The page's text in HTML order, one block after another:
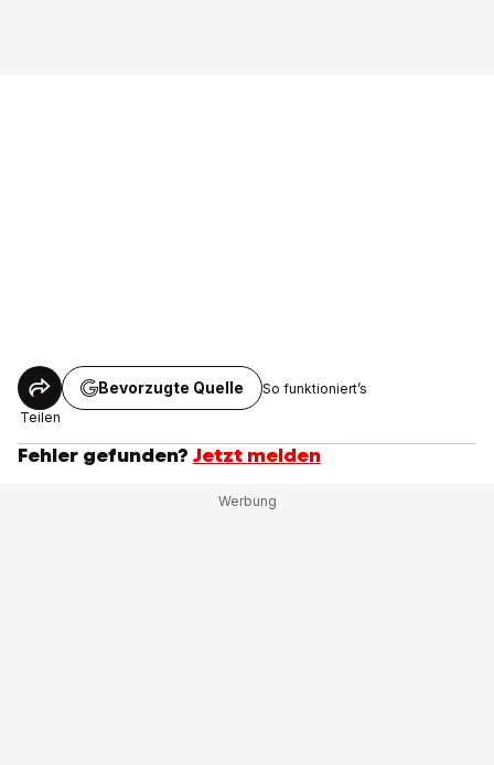
Teilen
Bevorzugte Quelle So funktioniert’s
Fehler gefunden? Jetzt melden